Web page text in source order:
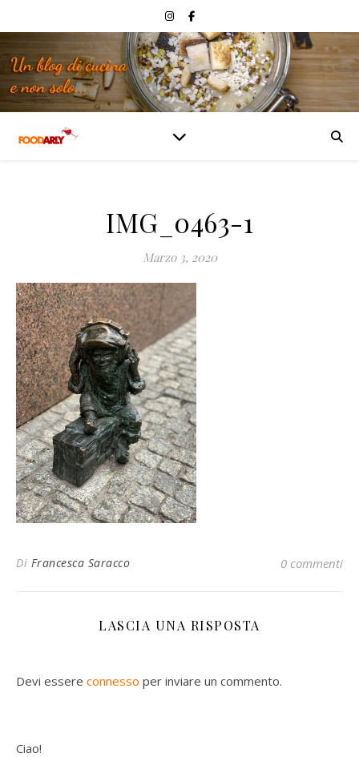
IMG_0463-1
Marzo 3, 2020
Di Francesca Saracco 0 commenti
LASCIA UNA RISPOSTA
Devi essere connesso per inviare un commento.
Ciao!